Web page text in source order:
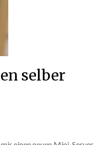
selber